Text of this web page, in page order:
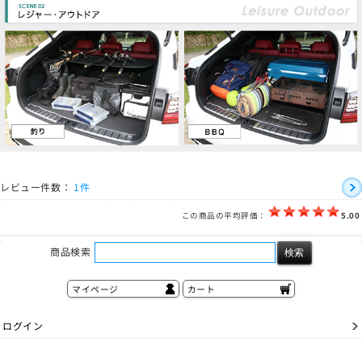
レビュー件数： 1件
この商品の平均評価： 5.00
商品検索
マイページ カート
ログイン